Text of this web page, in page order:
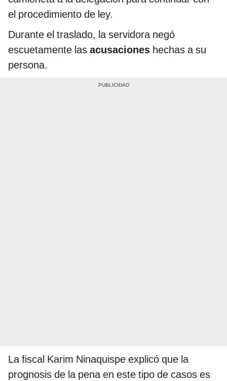
el procedimiento de ley.
Durante el traslado, la servidora negó
escuetamente las acusaciones hechas a su
persona.
La fiscal Karim Ninaquispe explicó que la
prognosis de la pena en este tipo de casos es